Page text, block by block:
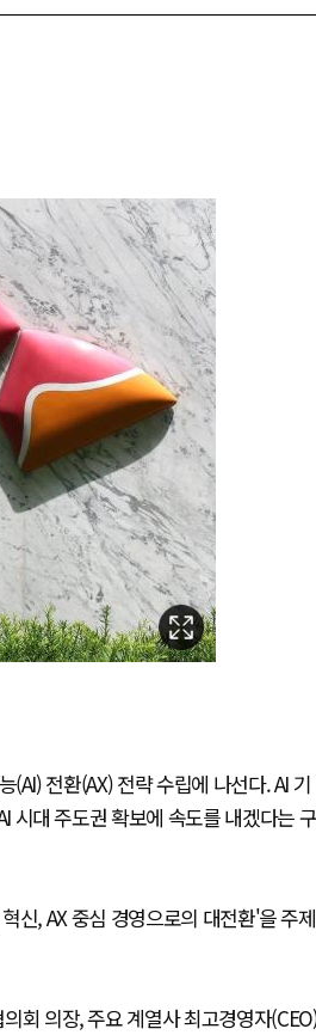
전환(AX) 전략 수립에 나선다. AI 기
시대 주도권 확보에 속도를 내겠다는 구
신, AX 중심 경영으로의 대전환'을 주제
회 의장, 주요 계열사 최고경영자